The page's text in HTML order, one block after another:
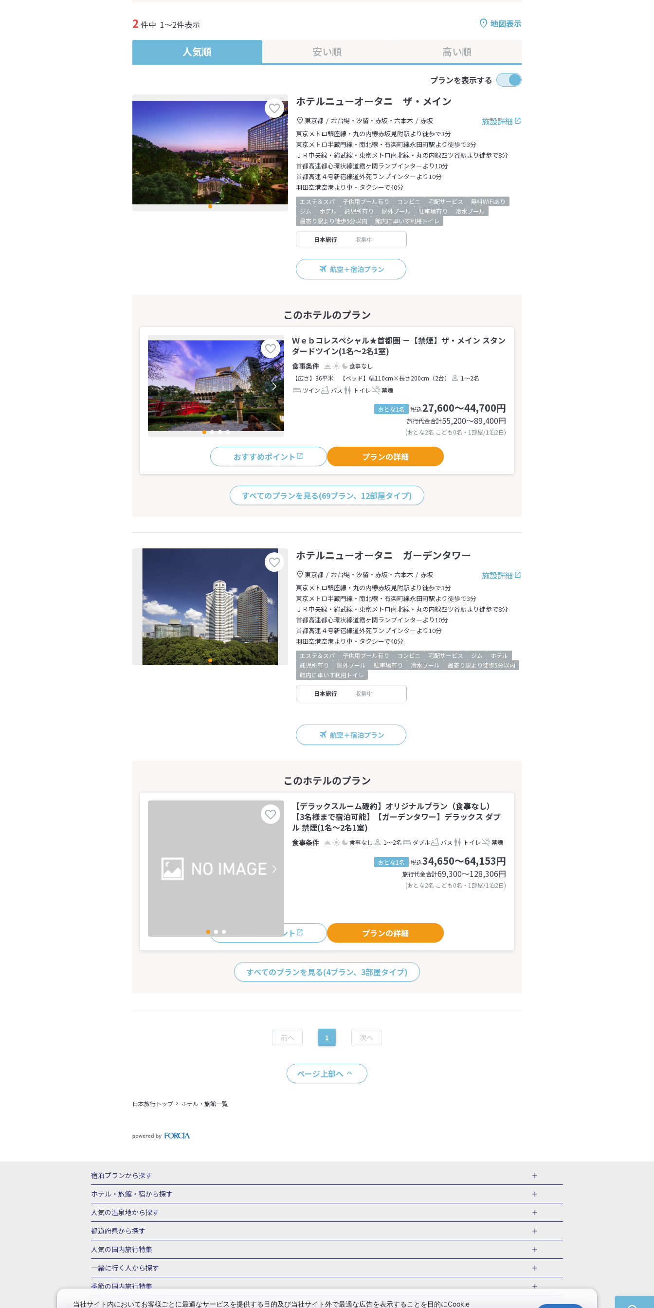
地図表示
2 件中 1～2件表示
人気順 安い順 高い順
プランを表示する
ホテルニューオータニ ザ・メイン
施設詳細
東京都 お台場・汐留・赤坂・六本木
赤坂
東京メトロ銀座線・丸の内線赤坂見附駅より徒歩で3分
東京メトロ半蔵門線・南北線・有楽町線永田町駅より徒歩で3分
ＪＲ中央線・総武線・東京メトロ南北線・丸の内線四ツ谷駅より徒歩で8分
首都高速都心環状線道霞ヶ関ランプインターより10分
首都高速４号新宿線道外苑ランプインターより10分
羽田空港空港より車・タクシーで40分
エステ＆スパ 子供用プール有り コンビニ 宅配サービス
無料WiFiあり
ジム
ホテル 託児所有り 屋外プール 駐車場有り
冷水プール
最寄り駅より徒歩5分以内
館内に車いす利用トイレ
日本旅行 収集中
航空＋宿泊プラン
Ｗｅｂコレスペシャル★首都圏 －【禁煙】ザ・メイン スタン
ダードツイン(1名～2名1室)
食事なし
【広さ】36平米
【ベッド】幅110cm×長さ200cm（2台）
1～2名
ツイン
バス トイレ 禁煙
おとな1名 税込27,600～44,700円
旅行代金合計55,200〜89,400円
(おとな2名 こども0名・1部屋/1泊2日)
おすすめポイント プランの詳細
すべてのプランを見る(69プラン、12部屋タイプ)
ホテルニューオータニ ガーデンタワー
施設詳細
東京都 お台場・汐留・赤坂・六本木
赤坂
東京メトロ銀座線・丸の内線赤坂見附駅より徒歩で3分
東京メトロ半蔵門線・南北線・有楽町線永田町駅より徒歩で3分
ＪＲ中央線・総武線・東京メトロ南北線・丸の内線四ツ谷駅より徒歩で8分
首都高速都心環状線道霞ヶ関ランプインターより10分
首都高速４号新宿線道外苑ランプインターより10分
羽田空港空港より車・タクシーで40分
エステ＆スパ 子供用プール有り コンビニ 宅配サービス ジム
ホテル
託児所有り
屋外プール 駐車場有り 冷水プール
最寄り駅より徒歩5分以内
館内に車いす利用トイレ
日本旅行 収集中
航空＋宿泊プラン
【デラックスルーム確約】オリジナルプラン（食事なし）
【3名様まで宿泊可能】【ガーデンタワー】デラックス ダブ
ル 禁煙(1名～2名1室)
食事なし 1～2名 ダブル バス トイレ 禁煙
おとな1名 税込34,650～64,153円
旅行代金合計69,300〜128,306円
(おとな2名 こども0名・1部屋/1泊2日)
おすすめポイント プランの詳細
すべてのプランを見る(4プラン、3部屋タイプ)
1
ページ上部へ
日本旅行トップ ホテル・旅館一覧
宿泊プランから探す
北海道
東北 青森県
栃木県
群馬県 北陸 富山県 石川県 福井県 甲信越 山梨県 新潟県 長野県 東海 静岡県 岐阜県
愛知県
三重県
近畿 滋賀県 京都府 大阪府 兵庫県 奈良県 和歌山県 四国 徳島県 高知県 香川県 愛媛県
中国
岡山県
広島県
ホテル・旅館・宿から探す
北海道ホテル・旅館
山形県ホテル・旅館
福島県ホテル・旅館 東京都ホテル・旅館 神奈川県ホテル・旅館
埼玉県ホテル・旅館
千葉県ホテル・旅館
茨城県ホテル・旅館 栃木県ホテル・旅館 群馬県ホテル・旅館
富山県ホテル・旅館
石川県ホテル・旅館
静岡県ホテル・旅館
京都府ホテル・旅館
大阪府ホテル・旅館 兵庫県ホテル・旅館 奈良県ホテル・旅館
和歌山県ホテル・旅館
広島県ホテル・旅館
鳥取県ホテル・旅館 島根県ホテル・旅館 山口県ホテル・旅館 福岡県ホテル・旅館
人気の温泉地から探す
北海道
湯の川温泉(北海道)
川湯温泉(北海道)
層雲峡温泉(北海道) 知床温泉(北海道) 東北 花巻温泉(岩手) 蔵王温泉(山形)
かみのやま温泉(山形)
鳴子温泉(宮城)
秋保温泉(宮城) 飯坂温泉(福島) 北陸 和倉温泉(石川) 宇奈月温泉(富山) あわら温泉(福井)
関東
鬼怒川温泉(栃木)
川治温泉(栃木)
伊豆箱根
箱根湯本温泉(神奈川)
都道府県から探す
北海道旅行・ツアー
山形旅行・ツアー
福島旅行・ツアー 関東 東京旅行・ツアー 神奈川旅行・ツアー 埼玉旅行・ツアー
千葉旅行・ツアー
茨城旅行・ツアー
栃木旅行・ツアー 群馬旅行・ツアー 北陸 富山旅行・ツアー 石川旅行・ツアー
福井旅行・ツアー
甲信越
山梨旅行・ツアー 新潟旅行・ツアー 長野旅行・ツアー 東海 静岡旅行・ツアー
岐阜旅行・ツアー
愛知旅行・ツアー
三重旅行・ツアー 関西 滋賀旅行・ツアー 京都旅行・ツアー 大阪旅行・ツアー 兵庫旅行・ツアー
人気の国内旅行特集
東京ディズニーリゾート®への旅
一緒に行く人から探す
一人旅 国内版
家族・子連れ旅行 国内版
季節の国内旅行特集
桜・お花見特集
ゴールデンウィーク（GW）の国内旅行 夏休み・お盆の国内旅行 7月の国内旅行 8月の国内旅行
当社サイト内においてお客様ごとに最適なサービスを提供する目的及び当社サイト外で最適な広告を表示することを目的にCookie